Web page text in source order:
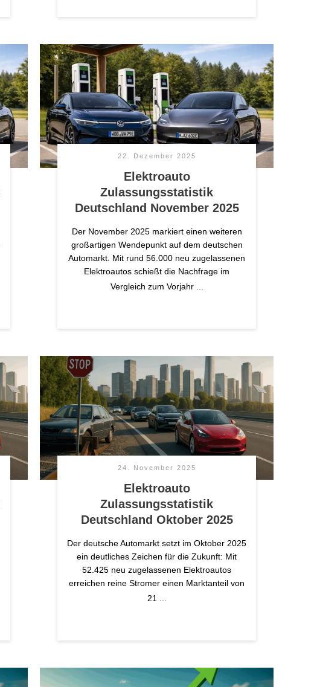
22. Dezember 2025
Elektroauto
Zulassungsstatistik
Deutschland November 2025
Der November 2025 markiert einen weiteren
großartigen Wendepunkt auf dem deutschen
Automarkt. Mit rund 56.000 neu zugelassenen
Elektroautos schießt die Nachfrage im
Vergleich zum Vorjahr
24. November 2025
Elektroauto
Zulassungsstatistik
Deutschland Oktober 2025
Der deutsche Automarkt setzt im Oktober 2025
ein deutliches Zeichen für die Zukunft: Mit
52.425 neu zugelassenen Elektroautos
erreichen reine Stromer einen Marktanteil von
21